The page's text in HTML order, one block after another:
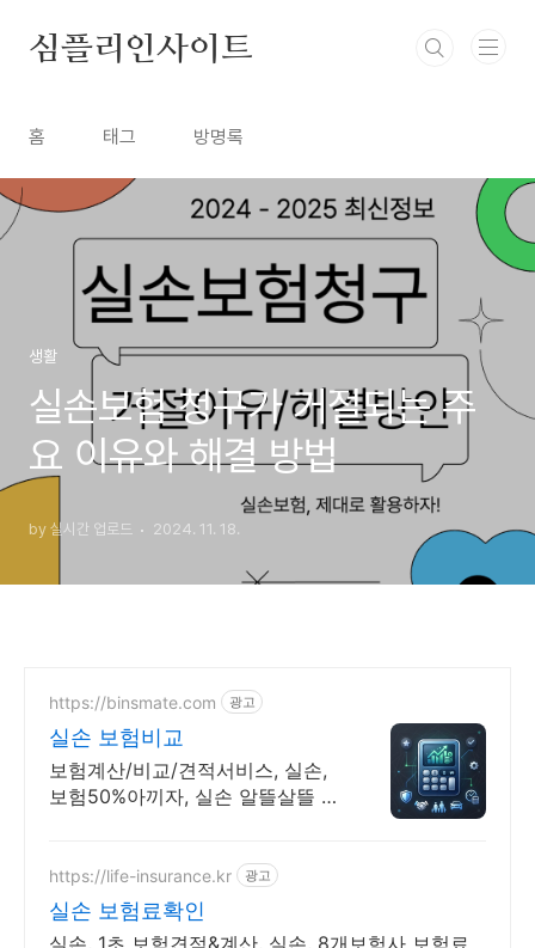
심플리인사이트
홈 태그 방명록
생활
실손보험 청구가 거절되는 주
요 이유와 해결 방법
by 실시간 업로드 2024. 11. 18.
https://binsmate.com 광고
실손 보험비교
보험계산/비교/견적서비스, 실손,
보험50%아끼자, 실손 알뜰살뜰 가
https://life-insurance.kr 광고
실손 보험료확인
실손, 1초 보험견적&계산, 실손, 8개보험사 보험료